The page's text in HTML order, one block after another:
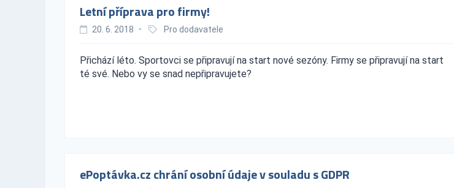
Letní příprava pro firmy!
20. 6. 2018 • Pro dodavatele
Přichází léto. Sportovci se připravují na start nové sezóny. Firmy se připravují na start
té své. Nebo vy se snad nepřipravujete?
ePoptávka.cz chrání osobní údaje v souladu s GDPR